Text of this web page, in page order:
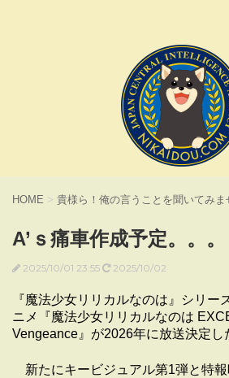
HOME > 貴様ら！俺の言うことを聞いてみま
A’ｓ痛車作成予定。。。
2025/10/01 23:55 2025/10/02
『魔法少女リリカルなのは』シリー
ニメ『魔法少女リリカルなのは
Vengeance』が2026年に放送決定し
新たにキービジュアル第1弾と特